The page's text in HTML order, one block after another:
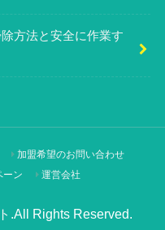
方法と安全に作業す
加盟希望のお問い合わせ
ーン 運営会社
.All Rights Reserved.